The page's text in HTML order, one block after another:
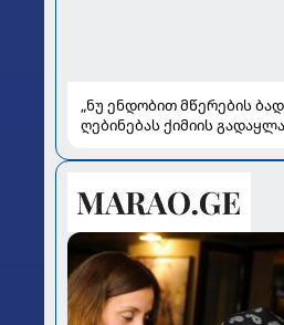
„ნუ ენდობით მწერების
ღებინებას ქიმიის
სალომე ახვლედიანის